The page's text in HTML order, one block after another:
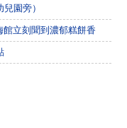
園旁）
立刻聞到濃郁糕餅香